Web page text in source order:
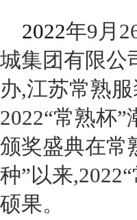
2022年9月
城集团有限公
办,江苏常熟
2022“常熟杯”
颁奖盛典在常
种”以来,2022“
硕果。